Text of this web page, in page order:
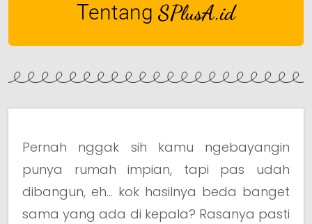
Tentang SPlusA.id
Pernah nggak sih kamu ngebayangin
punya rumah impian, tapi pas udah
dibangun, eh… kok hasilnya beda banget
sama yang ada di kepala? Rasanya pasti